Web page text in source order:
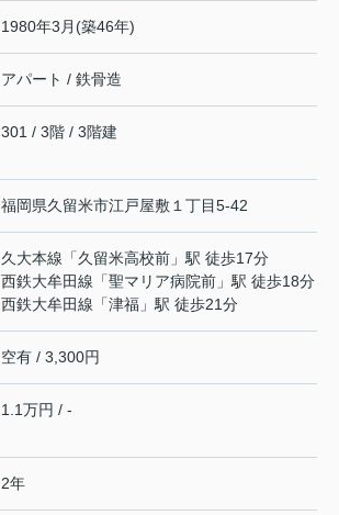
1980年3月(築46年)
アパート / 鉄骨造
301 / 3階 / 3階建
福岡県久留米市江戸屋敷 １丁目5-42
久大本線 「久留米高校前 」駅 徒歩17分
西鉄大牟田線 「聖マリア病院前 」駅 徒歩18分
西鉄大牟田線 「津福 」駅 徒歩21分
空有 / 3,300円
1.1万円 / -
2年